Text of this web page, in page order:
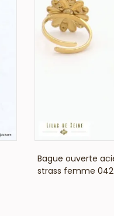
Bague ouverte
strass femme